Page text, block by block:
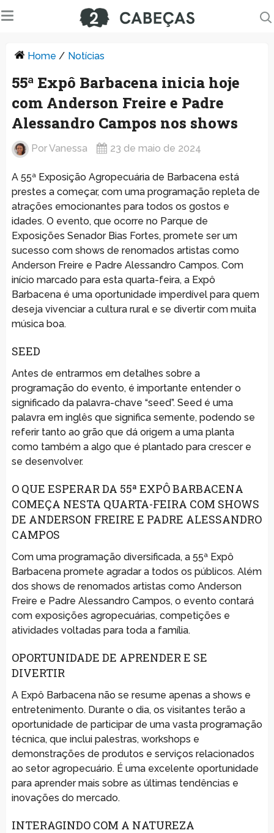
Home / Notícias
55ª Expô Barbacena inicia hoje
com Anderson Freire e Padre
Alessandro Campos nos shows
PorVanessa 23 de maio de 2024
A 55ª Exposição Agropecuária de Barbacena está
prestes a começar, com uma programação repleta de
atrações emocionantes para todos os gostos e
idades. O evento, que ocorre no Parque de
Exposições Senador Bias Fortes, promete ser um
sucesso com shows de renomados artistas como
Anderson Freire e Padre Alessandro Campos. Com
início marcado para esta quarta-feira, a Expô
Barbacena é uma oportunidade imperdível para quem
deseja vivenciar a cultura rural e se divertir com muita
música boa.
SEED
Antes de entrarmos em detalhes sobre a
programação do evento, é importante entender o
significado da palavra-chave “seed”. Seed é uma
palavra em inglês que significa semente, podendo se
referir tanto ao grão que dá origem a uma planta
como também a algo que é plantado para crescer e
se desenvolver.
O QUE ESPERAR DA 55ª EXPÔ BARBACENA
COMEÇA NESTA QUARTA-FEIRA COM SHOWS
DE ANDERSON FREIRE E PADRE ALESSANDRO
CAMPOS
Com uma programação diversificada, a 55ª Expô
Barbacena promete agradar a todos os públicos. Além
dos shows de renomados artistas como Anderson
Freire e Padre Alessandro Campos, o evento contará
com exposições agropecuárias, competições e
atividades voltadas para toda a família.
OPORTUNIDADE DE APRENDER E SE
DIVERTIR
A Expô Barbacena não se resume apenas a shows e
entretenimento. Durante o dia, os visitantes terão a
oportunidade de participar de uma vasta programação
técnica, que inclui palestras, workshops e
demonstrações de produtos e serviços relacionados
ao setor agropecuário. É uma excelente oportunidade
para aprender mais sobre as últimas tendências e
inovações do mercado.
INTERAGINDO COM A NATUREZA